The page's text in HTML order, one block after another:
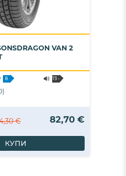
VAN 2
B
73 -
€ 82,70 €
КУПИ